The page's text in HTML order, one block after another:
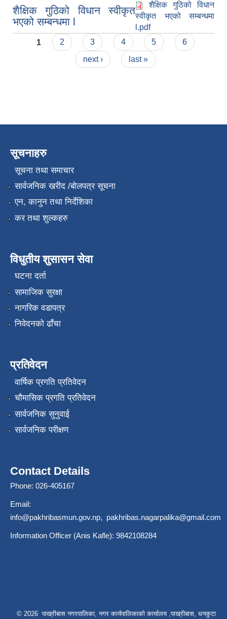
शैक्षिक गुठिको विधान स्वीकृत
भएको सम्बन्धमा l
शैक्षिक गुठिको विधान
स्वीकृत भएको सम्बन्धमा
l.pdf
Pages
1 2 3 4 5
6
next ›
last »
सूचनाहरु
सूचना तथा समाचार
सार्वजनिक खरीद /बोलपत्र सूचना
एन, कानुन तथा निर्देशिका
कर तथा शुल्कहरु
विधुतीय शुसासन सेवा
घटना दर्ता
सामाजिक सुरक्षा
नागरिक वडापत्र
निवेदनको ढाँचा
प्रतिवेदन
वार्षिक प्रगति प्रतिवेदन
चौमासिक प्रगति प्रतिवेदन
सार्वजनिक सुनुवाई
सार्वजनिक परीक्षण
Contact Details
Phone: 026-405167
Email:
info@pakhribasmun.gov.np, pakhribas.nagarpalika@gmail.com
Information Officer (Anis Kafle): 9842108284
© 2026 पाख्रीबास नगरपालिका, नगर कार्यपालिकाको कार्यालय ,पाख्रीबास, धनकुटा